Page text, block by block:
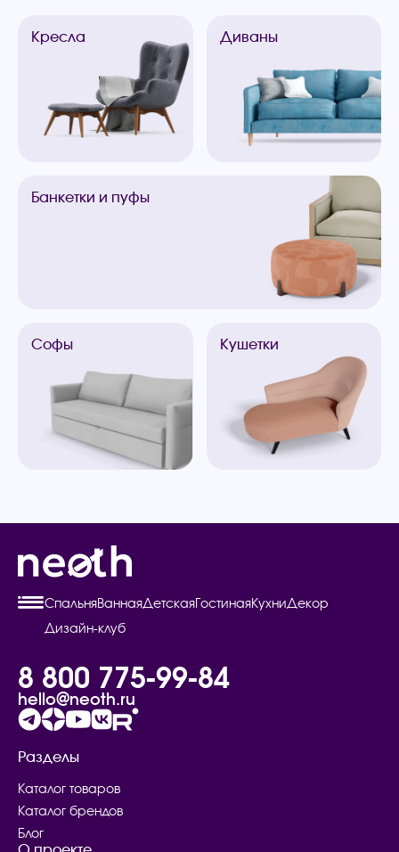
Кресла Диваны
Банкетки и пуфы
Софы Кушетки
СпальняВаннаяДетскаяГостинаяКухниДекор
Дизайн-клуб
8 800 775-99-84
hello@neoth.ru
Разделы
Каталог товаров
Каталог брендов
Блог